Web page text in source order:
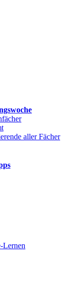
aller Fächer
Lernen